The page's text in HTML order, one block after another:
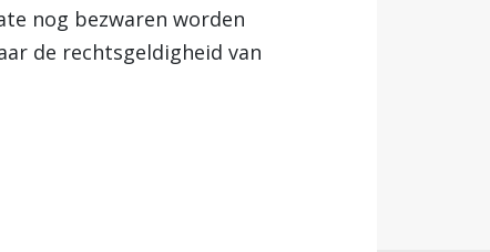
nog bezwaren worden
de rechtsgeldigheid van